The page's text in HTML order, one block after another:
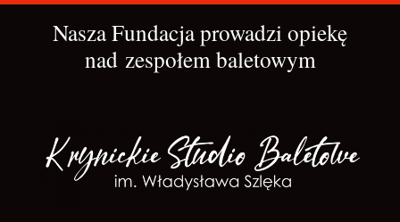
Nasza Fundacja prowadzi opiekę
nad zespołem baletowym